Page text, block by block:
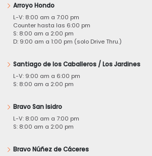
Arroyo Hondo
L-V: 8:00 am a 7:00 pm
Counter hasta las 6:00 pm
S: 8:00 am a 2:00 pm
D: 9:00 am a 1:00 pm (solo Drive Thru.)
Santiago de los Caballeros / Los Jardines
L-V: 9:00 am a 6:00 pm
S: 8:00 am a 2:00 pm
Bravo San Isidro
L-V: 8:00 am a 7:00 pm
S: 8:00 am a 2:00 pm
Bravo Núñez de Cáceres